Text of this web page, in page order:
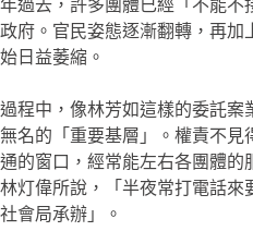
年過去，許多團體已經「不能不
政府。官民姿態逐漸翻轉，再加
始日益萎縮。
過程中，像林芳如這樣的委託案
無名的「重要基層」。權責不見
通的窗口，經常能左右各團體的
林灯偉所說，「半夜常打電話來
社會局承辦」。